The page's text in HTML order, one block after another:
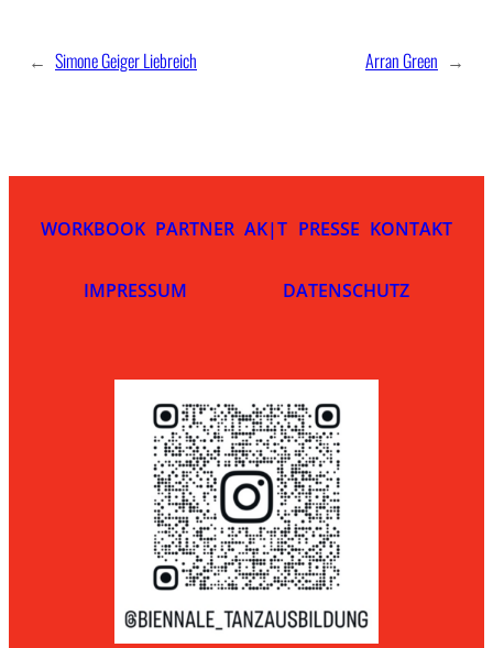
← Simone Geiger Liebreich Arran Green →
WORKBOOK PARTNER AK|T PRESSE KONTAKT
IMPRESSUM DATENSCHUTZ